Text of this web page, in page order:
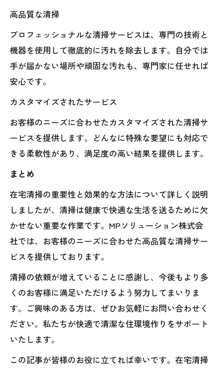
高品質な清掃
プロフェッショナルな清掃サービスは、専門の技術と
機器を使用して徹底的に汚れを除去します。自分では
手が届かない場所や頑固な汚れも、専門家に任せれば
安心です。
カスタマイズされたサービス
お客様のニーズに合わせたカスタマイズされた清掃サ
ービスを提供します。どんなに特殊な要望にも対応で
きる柔軟性があり、満足度の高い結果を提供します。
まとめ
在宅清掃の重要性と効果的な方法について詳しく説明
しましたが、清掃は健康で快適な生活を送るために欠
かせない重要な作業です。MPソリューション株式会
社では、お客様のニーズに合わせた高品質な清掃サー
ビスを提供しております。
清掃の依頼が増えていることに感謝し、今後もより多
くのお客様に満足いただけるよう努力してまいりま
す。ご興味のある方は、ぜひお気軽にお問い合わせく
ださい。私たちが快適で清潔な住環境作りをサポート
いたします。
この記事が皆様のお役に立てれば幸いです。在宅清掃